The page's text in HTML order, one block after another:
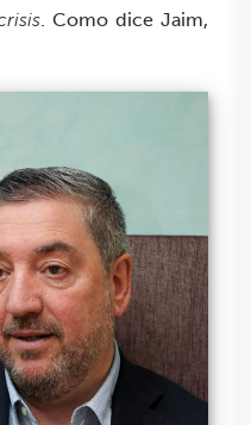
. Como dice Jaim,